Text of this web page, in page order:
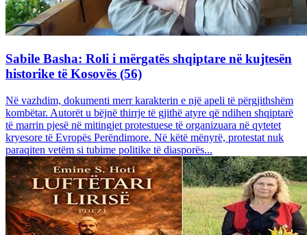
Sabile Basha: Roli i mërgatës shqiptare në kujtesën
historike të Kosovës (56)
Në vazhdim, dokumenti merr karakterin e një apeli të përgjithshëm
kombëtar. Autorët u bëjnë thirrje të gjithë atyre që ndihen shqiptarë
të marrin pjesë në mitingjet protestuese të organizuara në qytetet
kryesore të Evropës Perëndimore. Në këtë mënyrë, protestat nuk
paraqiten vetëm si tubime politike të diasporës...